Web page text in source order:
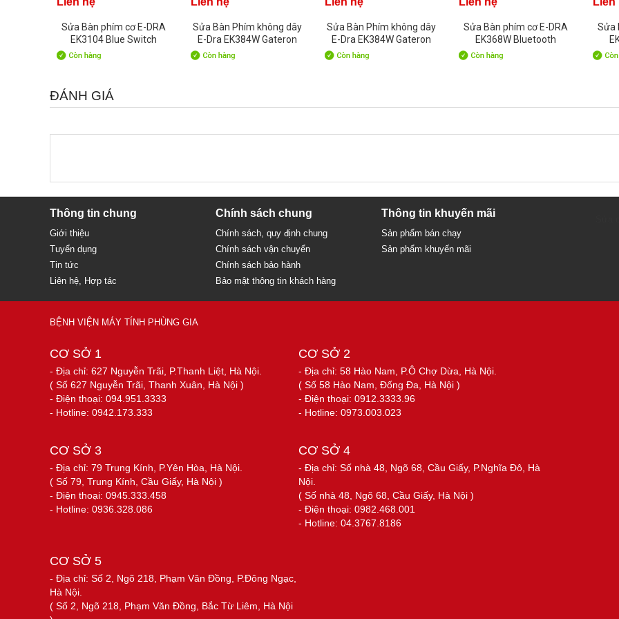
Sửa Bàn phím cơ E-DRA
EK3104 Blue Switch
Version 2021
Sửa Bàn Phím không dây
E-Dra EK384W Gateron
Switch Brown
Sửa Bàn Phím không dây
E-Dra EK384W Gateron
Switch Red
Sửa Bàn phím cơ E-DRA
EK368W Bluetooth
Kailhbox Blue switch
Sửa
ĐÁNH GIÁ
Thông tin chung
Giới thiệu
Tuyển dụng
Tin tức
Liên hệ, Hợp tác
Chính sách chung
Chính sách, quy định chung
Chính sách vận chuyển
Chính sách bảo hành
Bảo mật thông tin khách hàng
Thông tin khuyến mãi
Sản phẩm bán chạy
Sản phẩm khuyến mãi
BỆNH VIỆN MÁY TÍNH PHÙNG GIA
CƠ SỞ 1
- Địa chỉ: 627 Nguyễn Trãi, P.Thanh Liệt, Hà Nội.
( Số 627 Nguyễn Trãi, Thanh Xuân, Hà Nội )
- Điện thoại: 094.951.3333
- Hotline: 0942.173.333
CƠ SỞ 2
- Địa chỉ: 58 Hào Nam, P.Ô Chợ Dừa, Hà Nội.
( Số 58 Hào Nam, Đống Đa, Hà Nội )
- Điện thoại: 0912.3333.96
- Hotline: 0973.003.023
CƠ SỞ 3
- Địa chỉ: 79 Trung Kính, P.Yên Hòa, Hà Nội.
( Số 79, Trung Kính, Cầu Giấy, Hà Nội )
- Điện thoại: 0945.333.458
- Hotline: 0936.328.086
CƠ SỞ 4
- Địa chỉ: Số nhà 48, Ngõ 68, Cầu Giấy, P.Nghĩa Đô, Hà
Nội.
( Số nhà 48, Ngõ 68, Cầu Giấy, Hà Nội )
- Điện thoại: 0982.468.001
- Hotline: 04.3767.8186
CƠ SỞ 5
- Địa chỉ: Số 2, Ngõ 218, Phạm Văn Đồng, P.Đông Ngạc,
Hà Nội.
( Số 2, Ngõ 218, Phạm Văn Đồng, Bắc Từ Liêm, Hà Nội